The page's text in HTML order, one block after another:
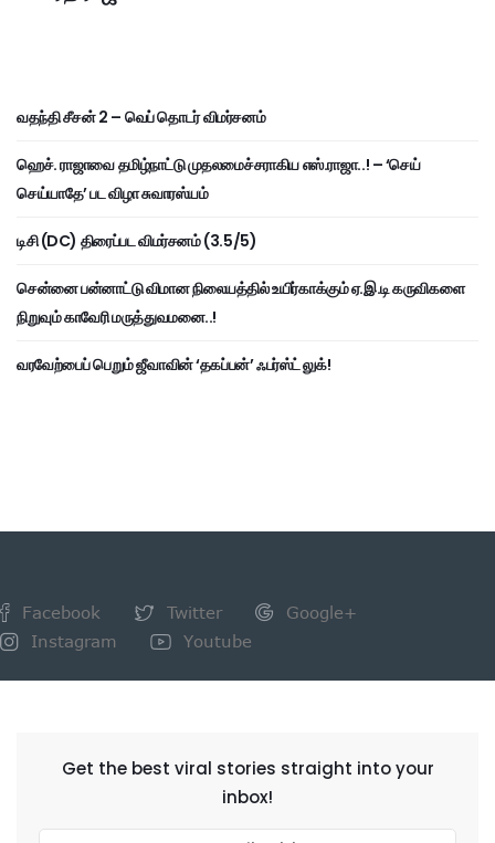
வதந்தி சீசன் 2 – வெப் தொடர் விமர்சனம்
ஹெச். ராஜாவை தமிழ்நாட்டு முதலமைச்சராகிய எஸ்.ராஜா..! – ‘செய்
செய்யாதே’ பட விழா சுவாரஸ்யம்
டிசி (DC) திரைப்பட விமர்சனம் (3.5/5)
சென்னை பன்னாட்டு விமான நிலையத்தில் உயிர்காக்கும் ஏ.இ.டி கருவிகளை
நிறுவும் காவேரி மருத்துவமனை..!
வரவேற்பைப் பெறும் ஜீவாவின் ‘தகப்பன்’ ஃபர்ஸ்ட் லுக்!
Facebook Twitter
Google+
Instagram
Youtube
Get the best viral stories straight into your
inbox!